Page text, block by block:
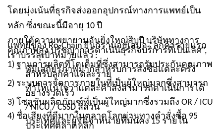
โดยมุ่งเน้นที่ธุรกิจส่งออกอุปกรณ์ทางการแพทย์เป็น
หลัก ซึ่งขณะนี้มีอายุ 10 ปี
ภายใต้ความพยายามอันยิ่งใหญ่สิบปี บริษัททางการ
แพทย์ของ Ro-Chain ยืนกรานอยู่เสมอ “ลูกค้ารายแรก
คุณภาพสูง ปรัชญาการดำเนินธุรกิจบริการที่เป็นเลิศ”,
เราบรรลุเป้าหมายแล้ว :
1) ฐานการผลิตที่โตเต็มที่ซึ่งสามารถรับประกันคุณภาพ
ที่มีเสถียรภาพมากสำหรับการสั่งซื้อแต่ละครั้ง
สำหรับลูกค้าแต่ละราย
2) ระบบการจัดการภายในที่เป็นผู้ใหญ่มากซึ่งสามารถ
ทำให้แน่ใจว่าแต่ละคำสั่งสามารถดำเนินการได้
อย่างรวดเร็ว
3) โซลูชันผลิตภัณฑ์ที่เป็นผู้ใหญ่มากซึ่งรวมถึง OR / ICU
/ NICU / CSSD สี่ส่วน
4) ชื่อเสียงที่ดีมากในตลาดโลกผ่านทางคำสั่งซื้อ 95
ประเทศและผู้จัดจำหน่ายที่มั่นคง 15 รายใน
ประเทศตลาดหลัก